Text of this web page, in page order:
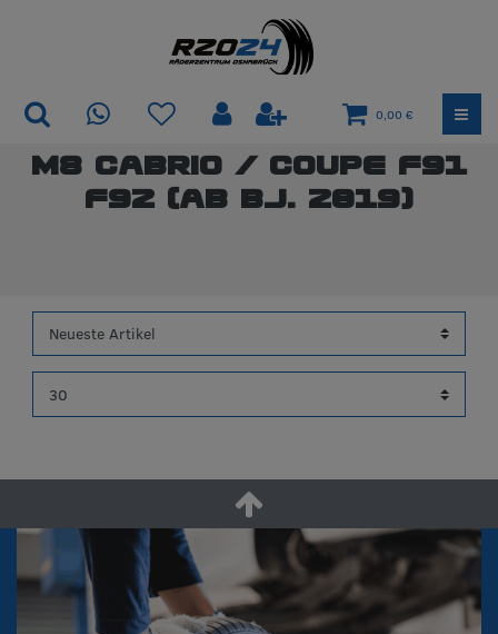
0,00 €
M8 Cabrio / Coupe F91
F92 (ab Bj. 2019)